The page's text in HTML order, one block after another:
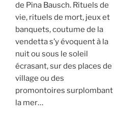
de Pina Bausch. Rituels de
vie, rituels de mort, jeux et
banquets, coutume de la
vendetta s’y évoquent à la
nuit ou sous le soleil
écrasant, sur des places de
village ou des
promontoires surplombant
la mer…